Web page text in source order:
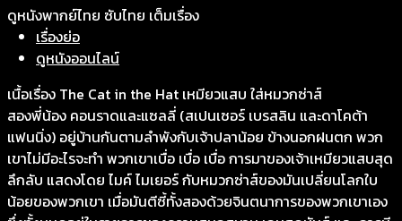
ดูหนังพากย์ไทย ซับไทย เต็มเรื่อง
เรื่องย่อ
ดูหนังออนไลน์
เนื้อเรื่อง The Cat in the Hat เหมียวแสบ ใส่หมวกซ่าส์
สองพี่น้อง คอนราดและแซลลี่ (สเปนเซอร์ เบรสลิน และดาโคต้า
แฟนนิ่ง) อยู่บ้านกันตามลำพังกับเจ้าปลาน้อย ข้างนอกฝนตก พวก
เขาไม่มีอะไรจะทำ พวกเขาเบื่อ เบื่อ เบื่อ การมาของเจ้าเหมียวแสบสุด
ลึกลับ แสดงโดย ไมค์ ไมเยอร์ กับหมวกซ่าส์ของมันเปลี่ยนโลกใบ
น้อยของพวกเขา เมื่อมันตีซี้ทั้งสองด้วยจินตนาการของพวกเขาเอง